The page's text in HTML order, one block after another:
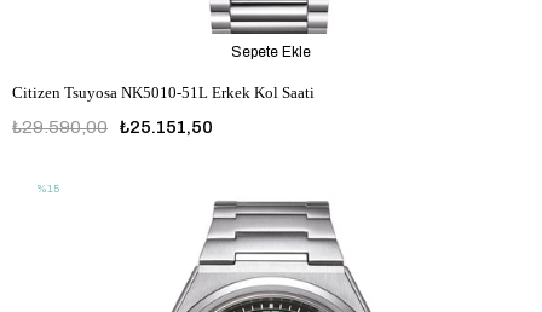
Citizen Tsuyosa NK5010-51L Erkek Kol Saati
₺25.151,50
₺29.590,00
Sepete Ekle
%15